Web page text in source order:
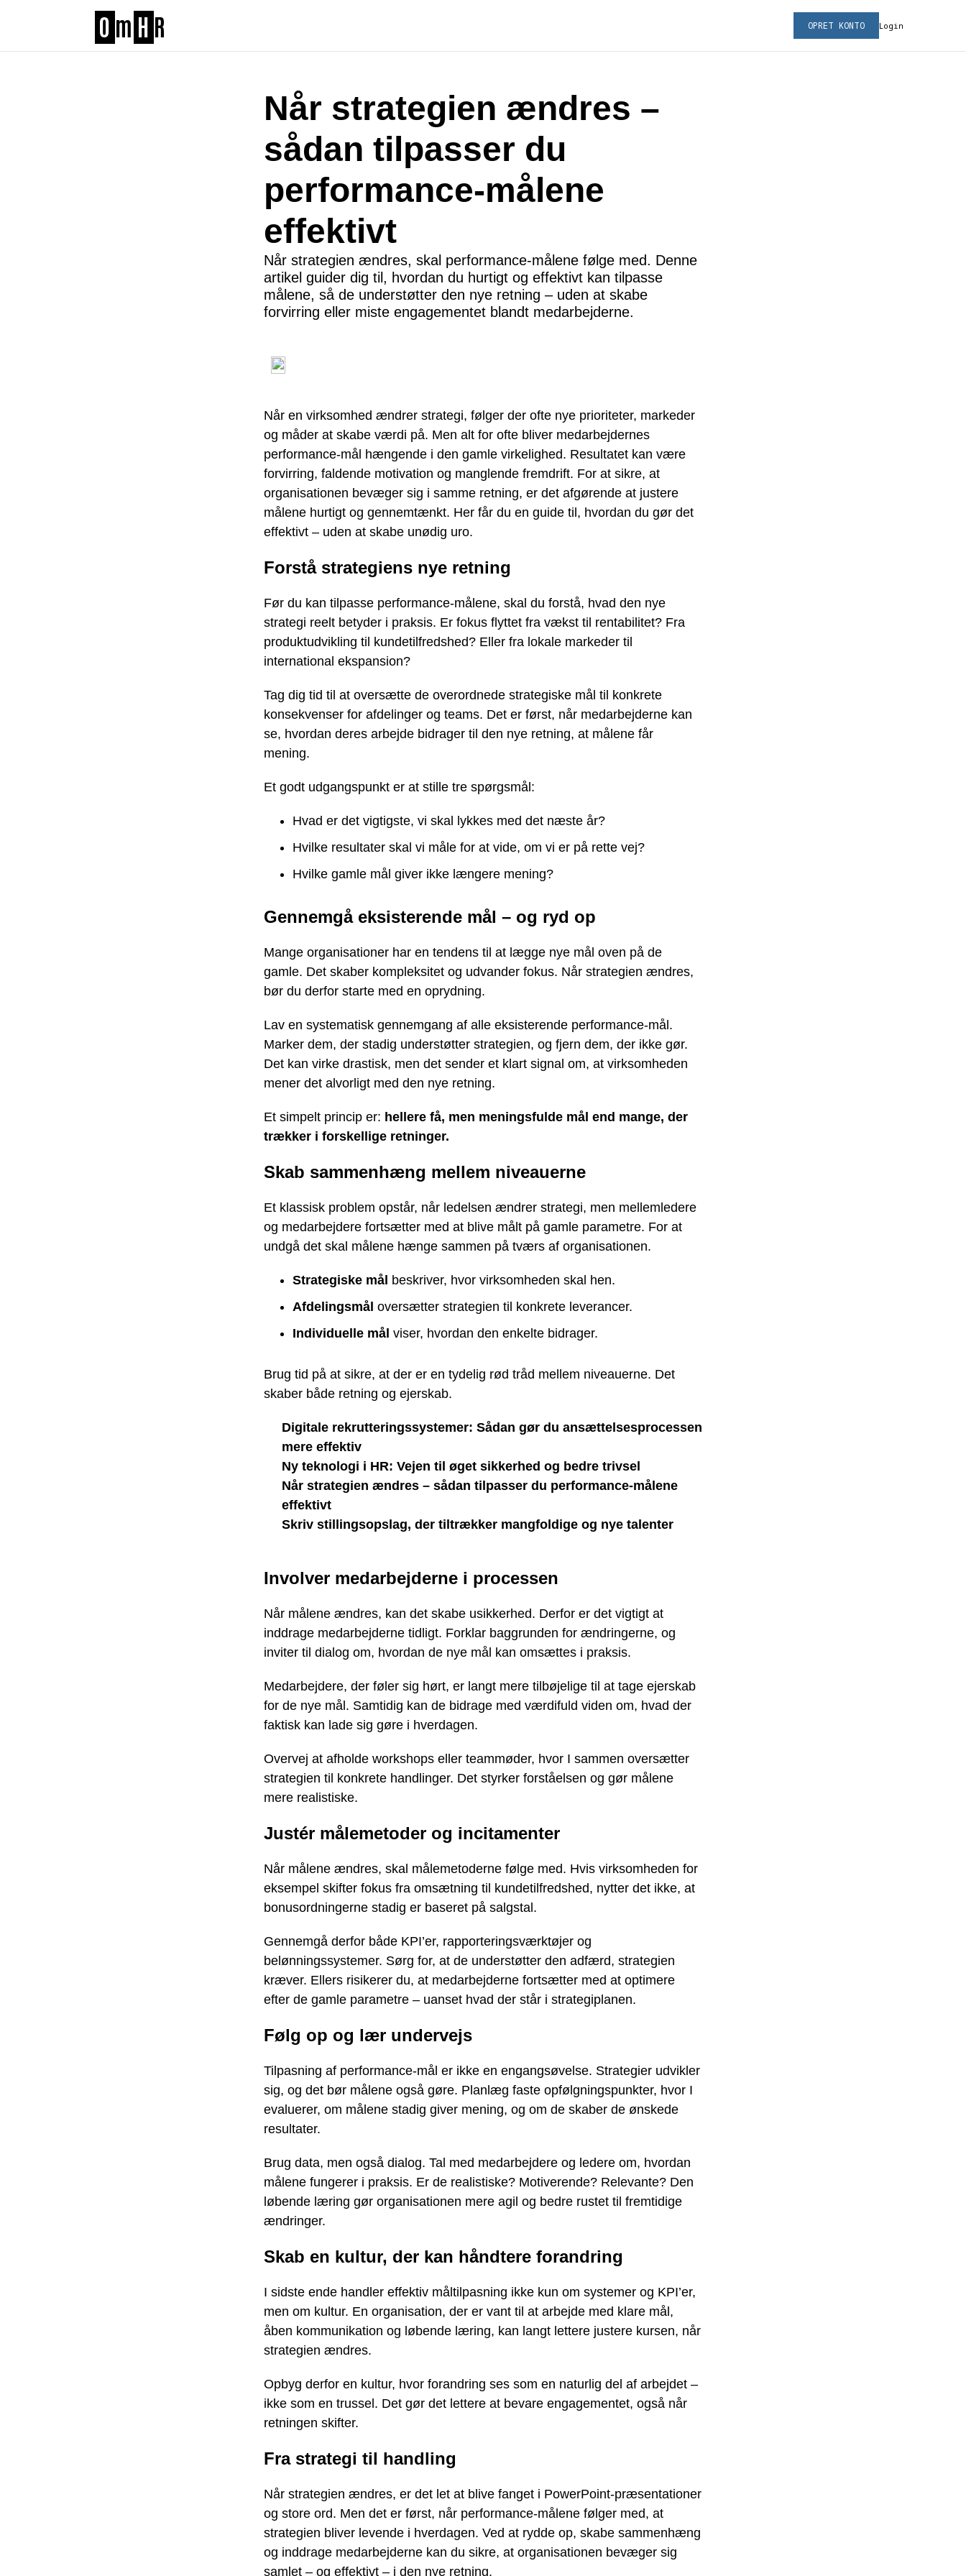
O m H R Login
OPRET KONTO
Når strategien ændres –
sådan tilpasser du
performance-målene
effektivt
Når strategien ændres, skal performance-målene følge med. Denne
artikel guider dig til, hvordan du hurtigt og effektivt kan tilpasse
målene, så de understøtter den nye retning – uden at skabe
forvirring eller miste engagementet blandt medarbejderne.
Når en virksomhed ændrer strategi, følger der ofte nye prioriteter, markeder
og måder at skabe værdi på. Men alt for ofte bliver medarbejdernes
performance-mål hængende i den gamle virkelighed. Resultatet kan være
forvirring, faldende motivation og manglende fremdrift. For at sikre, at
organisationen bevæger sig i samme retning, er det afgørende at justere
målene hurtigt og gennemtænkt. Her får du en guide til, hvordan du gør det
effektivt – uden at skabe unødig uro.
Forstå strategiens nye retning
Før du kan tilpasse performance-målene, skal du forstå, hvad den nye
strategi reelt betyder i praksis. Er fokus flyttet fra vækst til rentabilitet? Fra
produktudvikling til kundetilfredshed? Eller fra lokale markeder til
international ekspansion?
Tag dig tid til at oversætte de overordnede strategiske mål til konkrete
konsekvenser for afdelinger og teams. Det er først, når medarbejderne kan
se, hvordan deres arbejde bidrager til den nye retning, at målene får
mening.
Et godt udgangspunkt er at stille tre spørgsmål:
Hvad er det vigtigste, vi skal lykkes med det næste år?
Hvilke resultater skal vi måle for at vide, om vi er på rette vej?
Hvilke gamle mål giver ikke længere mening?
Gennemgå eksisterende mål – og ryd op
Mange organisationer har en tendens til at lægge nye mål oven på de
gamle. Det skaber kompleksitet og udvander fokus. Når strategien ændres,
bør du derfor starte med en oprydning.
Lav en systematisk gennemgang af alle eksisterende performance-mål.
Marker dem, der stadig understøtter strategien, og fjern dem, der ikke gør.
Det kan virke drastisk, men det sender et klart signal om, at virksomheden
mener det alvorligt med den nye retning.
Et simpelt princip er: hellere få, men meningsfulde mål end mange, der
trækker i forskellige retninger.
Skab sammenhæng mellem niveauerne
Et klassisk problem opstår, når ledelsen ændrer strategi, men mellemledere
og medarbejdere fortsætter med at blive målt på gamle parametre. For at
undgå det skal målene hænge sammen på tværs af organisationen.
Strategiske mål beskriver, hvor virksomheden skal hen.
Afdelingsmål oversætter strategien til konkrete leverancer.
Individuelle mål viser, hvordan den enkelte bidrager.
Brug tid på at sikre, at der er en tydelig rød tråd mellem niveauerne. Det
skaber både retning og ejerskab.
Digitale rekrutteringssystemer: Sådan gør du ansættelsesprocessen
mere effektiv
Ny teknologi i HR: Vejen til øget sikkerhed og bedre trivsel
Når strategien ændres – sådan tilpasser du performance-målene
effektivt
Skriv stillingsopslag, der tiltrækker mangfoldige og nye talenter
Involver medarbejderne i processen
Når målene ændres, kan det skabe usikkerhed. Derfor er det vigtigt at
inddrage medarbejderne tidligt. Forklar baggrunden for ændringerne, og
inviter til dialog om, hvordan de nye mål kan omsættes i praksis.
Medarbejdere, der føler sig hørt, er langt mere tilbøjelige til at tage ejerskab
for de nye mål. Samtidig kan de bidrage med værdifuld viden om, hvad der
faktisk kan lade sig gøre i hverdagen.
Overvej at afholde workshops eller teammøder, hvor I sammen oversætter
strategien til konkrete handlinger. Det styrker forståelsen og gør målene
mere realistiske.
Justér målemetoder og incitamenter
Når målene ændres, skal målemetoderne følge med. Hvis virksomheden for
eksempel skifter fokus fra omsætning til kundetilfredshed, nytter det ikke, at
bonusordningerne stadig er baseret på salgstal.
Gennemgå derfor både KPI’er, rapporteringsværktøjer og
belønningssystemer. Sørg for, at de understøtter den adfærd, strategien
kræver. Ellers risikerer du, at medarbejderne fortsætter med at optimere
efter de gamle parametre – uanset hvad der står i strategiplanen.
Følg op og lær undervejs
Tilpasning af performance-mål er ikke en engangsøvelse. Strategier udvikler
sig, og det bør målene også gøre. Planlæg faste opfølgningspunkter, hvor I
evaluerer, om målene stadig giver mening, og om de skaber de ønskede
resultater.
Brug data, men også dialog. Tal med medarbejdere og ledere om, hvordan
målene fungerer i praksis. Er de realistiske? Motiverende? Relevante? Den
løbende læring gør organisationen mere agil og bedre rustet til fremtidige
ændringer.
Skab en kultur, der kan håndtere forandring
I sidste ende handler effektiv måltilpasning ikke kun om systemer og KPI’er,
men om kultur. En organisation, der er vant til at arbejde med klare mål,
åben kommunikation og løbende læring, kan langt lettere justere kursen, når
strategien ændres.
Opbyg derfor en kultur, hvor forandring ses som en naturlig del af arbejdet –
ikke som en trussel. Det gør det lettere at bevare engagementet, også når
retningen skifter.
Fra strategi til handling
Når strategien ændres, er det let at blive fanget i PowerPoint-præsentationer
og store ord. Men det er først, når performance-målene følger med, at
strategien bliver levende i hverdagen. Ved at rydde op, skabe sammenhæng
og inddrage medarbejderne kan du sikre, at organisationen bevæger sig
samlet – og effektivt – i den nye retning.